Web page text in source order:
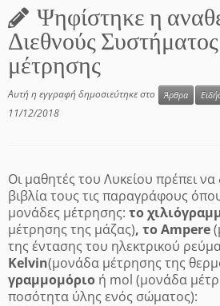
Ψηφίστηκε η
Διεθνούς
μέτρησης
Αυτή η εγγραφή δημοσιεύτηκε στο Άρθρα
11/12/2018
Οι μαθητές του Λυκείου πρέπει
βιβλία τους τις παραγράφους
μονάδες μέτρησης: το
μέτρησης της μάζας), το Ampere
της έντασης του ηλεκτρικού
Kelvin(μονάδα μέτρησης της
γραμμομόριο ή mol (μονάδα
ποσότητα ύλης ενός σώματος):